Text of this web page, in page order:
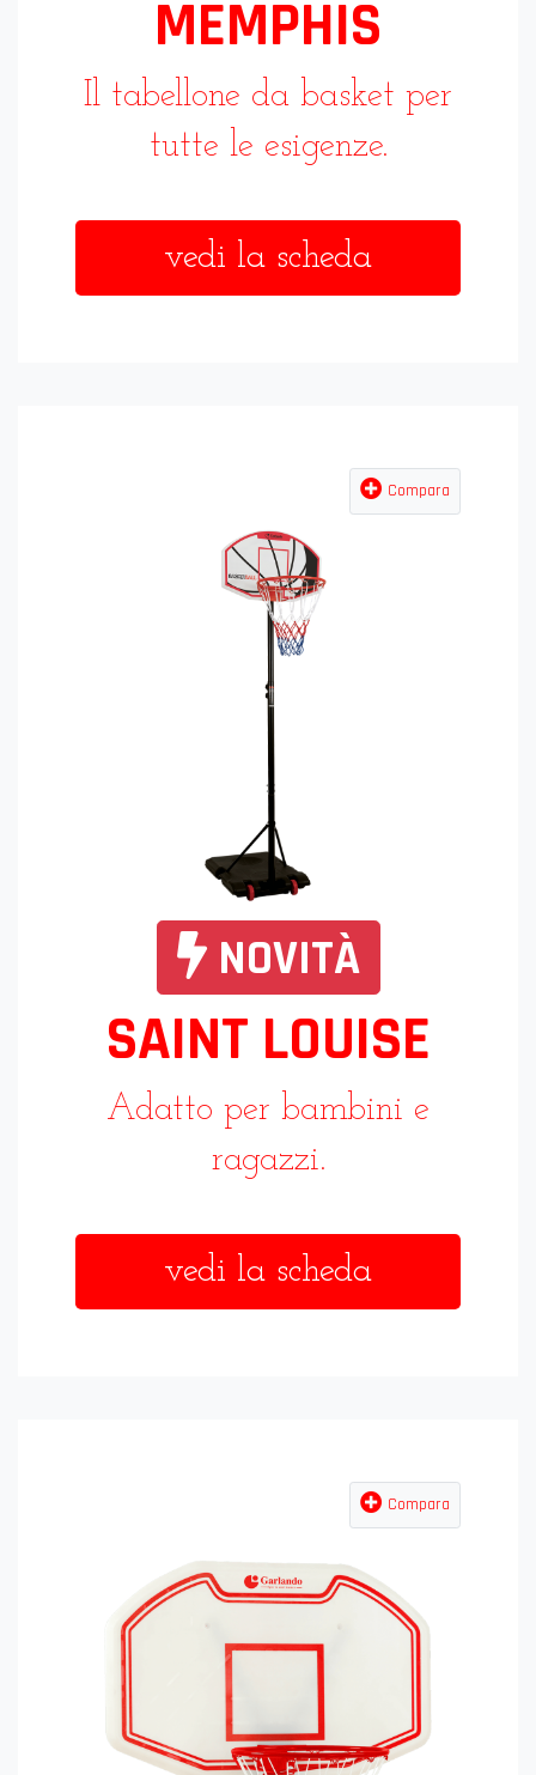
MEMPHIS
Il tabellone da basket per
tutte le esigenze.
vedi la scheda
Compara
NOVITÀ
SAINT LOUISE
Adatto per bambini e
ragazzi.
vedi la scheda
Compara